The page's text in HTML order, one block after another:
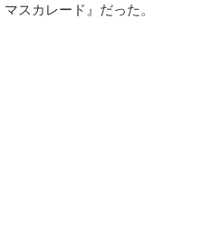
マスカレード』だった。